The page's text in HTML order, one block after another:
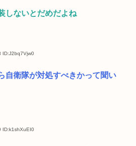
しないとだめだよね
ID:J2bq7Vjw0
自衛隊が対処すべきかって聞い
ID:k1shXuEI0